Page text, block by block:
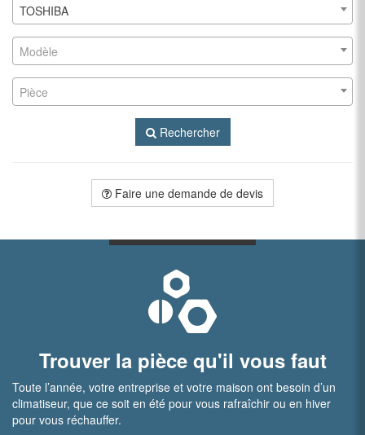
TOSHIBA
Modèle
Pièce
Rechercher
Faire une demande de devis
Trouver la pièce qu'il vous faut
Toute l’année, votre entreprise et votre maison ont besoin d’un
climatiseur, que ce soit en été pour vous rafraîchir ou en hiver
pour vous réchauffer.